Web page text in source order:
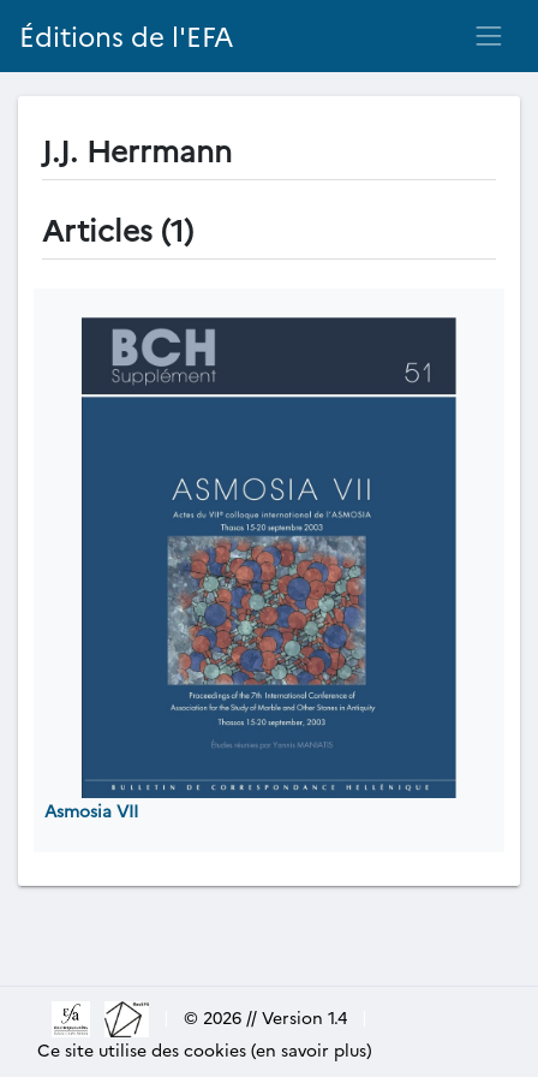
Éditions de l'EFA
J.J. Herrmann
Articles (1)
Asmosia VII
© 2026 // Version 1.4
Ce site utilise des cookies (en savoir plus)